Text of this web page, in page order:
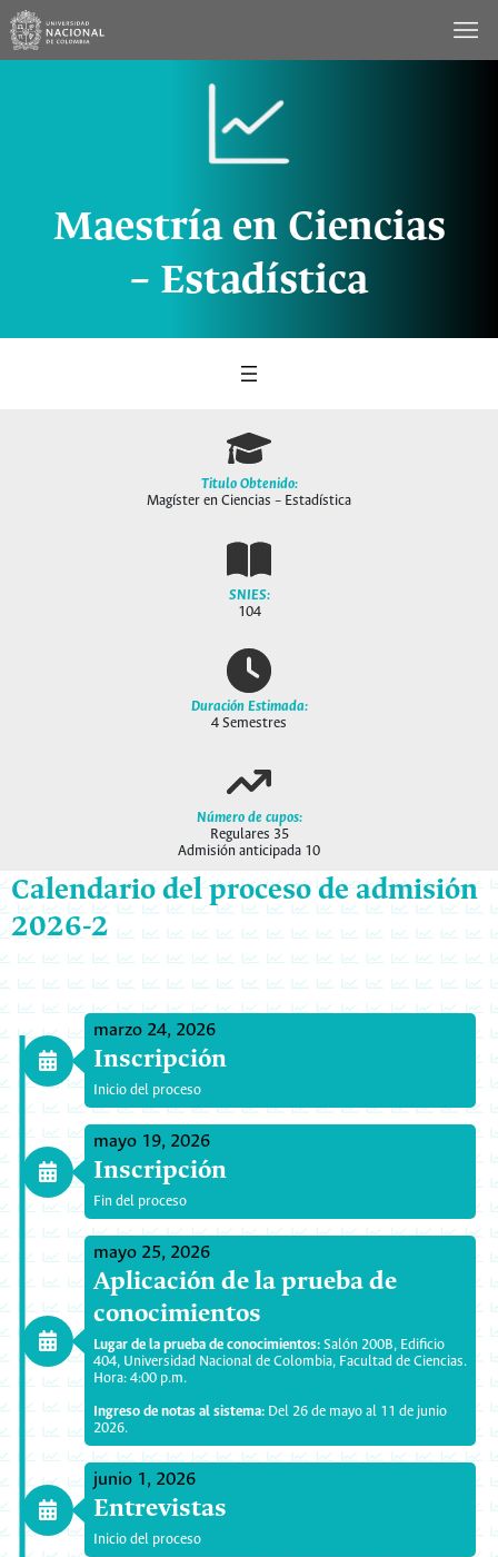
Saltar
contenido
Maestría en Ciencias
– Estadística
Titulo Obtenido:
Magíster en Ciencias – Estadística
SNIES:
104
Duración Estimada:
4 Semestres
Número de cupos:
Regulares 35
Admisión anticipada 10
Calendario del proceso de admisión
2026-2
marzo 24, 2026
Inscripción
Inicio del proceso
mayo 19, 2026
Inscripción
Fin del proceso
mayo 25, 2026
Aplicación de la prueba de
conocimientos
Lugar de la prueba de conocimientos: Salón 200B, Edificio
404, Universidad Nacional de Colombia, Facultad de Ciencias.
Hora: 4:00 p.m.
Ingreso de notas al sistema: Del 26 de mayo al 11 de junio
2026.
junio 1, 2026
Entrevistas
Inicio del proceso